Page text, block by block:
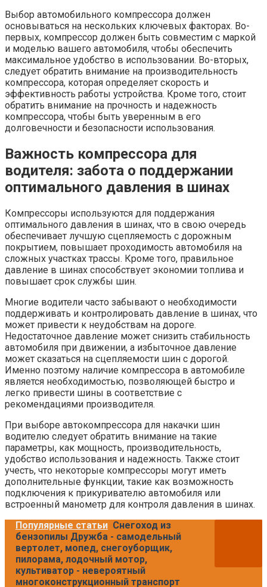
Выбор автомобильного компрессора должен
основываться на нескольких ключевых факторах. Во-
первых, компрессор должен быть совместим с маркой
и моделью вашего автомобиля, чтобы обеспечить
максимальное удобство в использовании. Во-вторых,
следует обратить внимание на производительность
компрессора, которая определяет скорость и
эффективность работы устройства. Кроме того, стоит
обратить внимание на прочность и надежность
компрессора, чтобы быть уверенным в его
долговечности и безопасности использования.
Важность компрессора для
водителя: забота о поддержании
оптимального давления в шинах
Компрессоры используются для поддержания
оптимального давления в шинах, что в свою очередь
обеспечивает лучшую сцепляемость с дорожным
покрытием, повышает проходимость автомобиля на
сложных участках трассы. Кроме того, правильное
давление в шинах способствует экономии топлива и
повышает срок службы шин.
Многие водители часто забывают о необходимости
поддерживать и контролировать давление в шинах, что
может привести к неудобствам на дороге.
Недостаточное давление может снизить стабильность
автомобиля при движении, а избыточное давление
может сказаться на сцепляемости шин с дорогой.
Именно поэтому наличие компрессора в автомобиле
является необходимостью, позволяющей быстро и
легко привести шины в соответствие с
рекомендациями производителя.
При выборе автокомпрессора для накачки шин
водителю следует обратить внимание на такие
параметры, как мощность, производительность,
удобство использования и надежность. Также стоит
учесть, что некоторые компрессоры могут иметь
дополнительные функции, такие как возможность
подключения к прикуривателю автомобиля или
встроенный манометр для контроля давления в шинах.
Популярные статьи Снегоход из
бензопилы Дружба - самодельный
вертолет, мопед, снегоуборщик,
пилорама, лодочный мотор,
культиватор - невероятный
многоконструкционный транспорт